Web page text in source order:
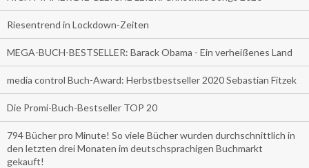
Riesentrend in Lockdown-Zeiten
MEGA-BUCH-BESTSELLER: Barack Obama - Ein verheißenes Land
media control Buch-Award: Herbstbestseller 2020 Sebastian Fitzek
Die Promi-Buch-Bestseller TOP 20
794 Bücher pro Minute! So viele Bücher wurden durchschnittlich in
den letzten drei Monaten im deutschsprachigen Buchmarkt
gekauft!